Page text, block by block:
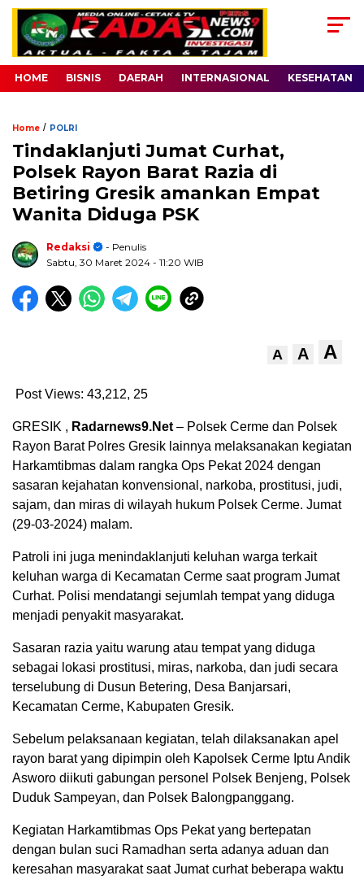
HOME BISNIS DAERAH INTERNASIONAL KESEHATAN
Home / POLRI
Tindaklanjuti Jumat Curhat,
Polsek Rayon Barat Razia di
Betiring Gresik amankan Empat
Wanita Diduga PSK
Redaksi
- Penulis
Sabtu, 30 Maret 2024 - 11:20 WIB
A A A
Post Views: 43,212, 25
GRESIK , Radarnews9.Net – Polsek Cerme dan Polsek
Rayon Barat Polres Gresik lainnya melaksanakan kegiatan
Harkamtibmas dalam rangka Ops Pekat 2024 dengan
sasaran kejahatan konvensional, narkoba, prostitusi, judi,
sajam, dan miras di wilayah hukum Polsek Cerme. Jumat
(29-03-2024) malam.
Patroli ini juga menindaklanjuti keluhan warga terkait
keluhan warga di Kecamatan Cerme saat program Jumat
Curhat. Polisi mendatangi sejumlah tempat yang diduga
menjadi penyakit masyarakat.
Sasaran razia yaitu warung atau tempat yang diduga
sebagai lokasi prostitusi, miras, narkoba, dan judi secara
terselubung di Dusun Betering, Desa Banjarsari,
Kecamatan Cerme, Kabupaten Gresik.
Sebelum pelaksanaan kegiatan, telah dilaksanakan apel
rayon barat yang dipimpin oleh Kapolsek Cerme Iptu Andik
Asworo diikuti gabungan personel Polsek Benjeng, Polsek
Duduk Sampeyan, dan Polsek Balongpanggang.
Kegiatan Harkamtibmas Ops Pekat yang bertepatan
dengan bulan suci Ramadhan serta adanya aduan dan
keresahan masyarakat saat Jumat curhat beberapa waktu